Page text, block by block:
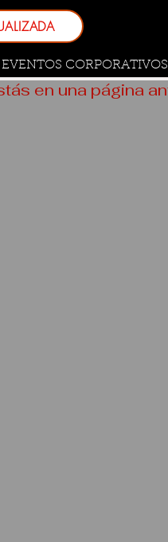
EVENTOS CORPORATIVOS